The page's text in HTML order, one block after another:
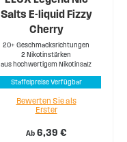
Salts E-liquid Fizzy
Cherry
20+ Geschmacksrichtungen
2 Nikotinstärken
aus hochwertigem Nikotinsalz
Staffelpreise Verfügbar
Ab 6,39 €
Bewerten Sie als
Erster